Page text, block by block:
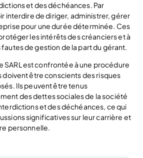
et des déchéances. Par
interdire de diriger, administrer, gérer
pour une durée déterminée. Ces
les intérêts des créanciers et à
de gestion de la part du gérant.
SARL est confrontée à une procédure
être conscients des risques
Ils peuvent être tenus
des dettes sociales de la société
et des déchéances, ce qui
significatives sur leur carrière et
personnelle.